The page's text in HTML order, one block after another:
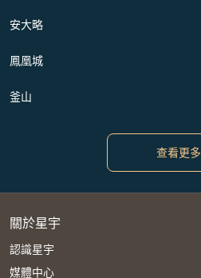
安大略
鳳凰城
釜山
查看更多
關於星宇
認識星宇
媒體中心